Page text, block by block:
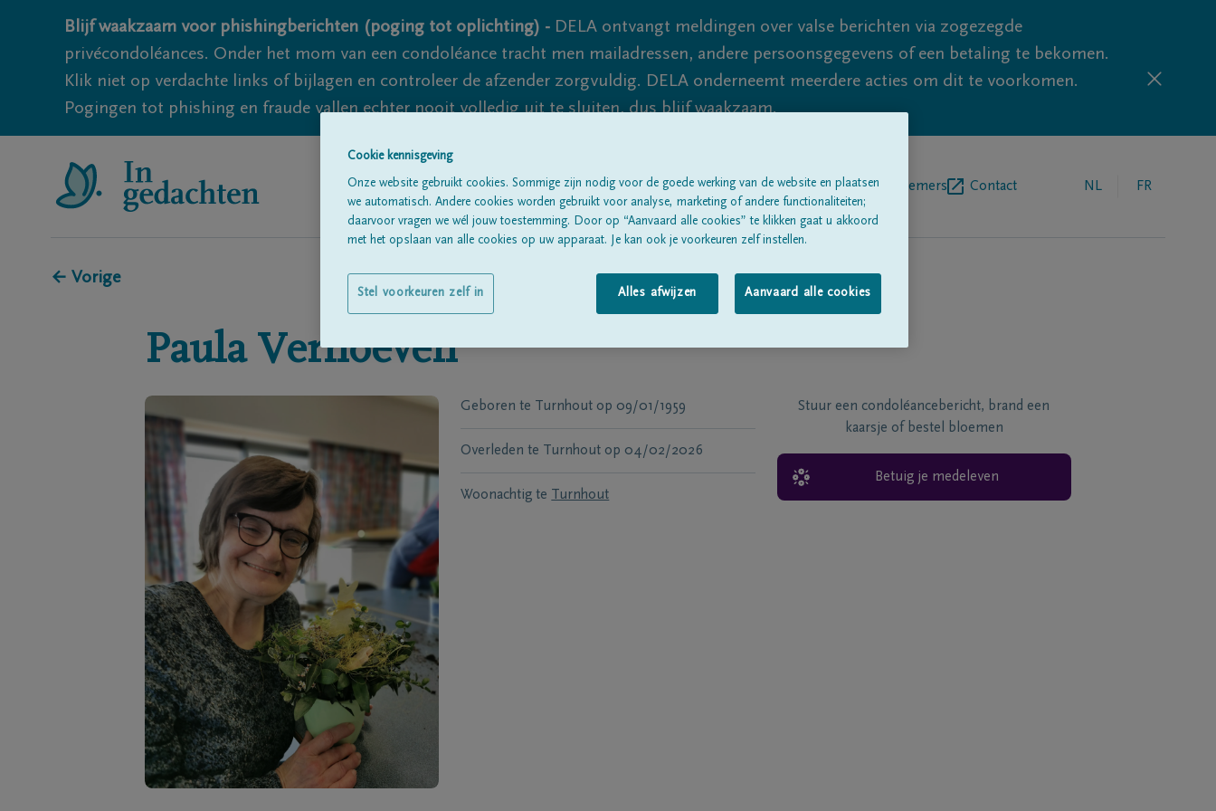
Blijf waakzaam voor phishingberichten (poging tot oplichting) - DELA ontvangt meldingen over valse berichten via zogezegde
privécondoléances. Onder het mom van een condoléance tracht men mailadressen, andere persoonsgegevens of een betaling te bekomen.
Klik niet op verdachte links of bijlagen en controleer de afzender zorgvuldig. DELA onderneemt meerdere acties om dit te voorkomen.
Pogingen tot phishing en fraude vallen echter nooit volledig uit te sluiten, dus blijf waakzaam.
Alle rouwberichtenOver onsBegrafenisondernemers Contact NL FR
← Vorige
Paula Verhoeven
Geboren te Turnhout op 09/01/1959
Overleden te Turnhout op 04/02/2026
Woonachtig te Turnhout
Stuur een condoléancebericht, brand een
kaarsje of bestel bloemen
Betuig je medeleven
Cookie kennisgeving
Onze website gebruikt cookies. Sommige zijn nodig voor de goede werking van de website en plaatsen
we automatisch. Andere cookies worden gebruikt voor analyse, marketing of andere functionaliteiten;
daarvoor vragen we wél jouw toestemming. Door op “Aanvaard alle cookies” te klikken gaat u akkoord
met het opslaan van alle cookies op uw apparaat. Je kan ook je voorkeuren zelf instellen.
Alles afwijzen Aanvaard alle cookies
Stel voorkeuren zelf in